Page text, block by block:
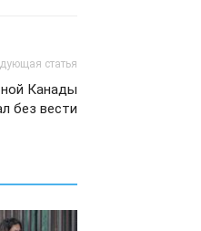
статья
Канады
без вести